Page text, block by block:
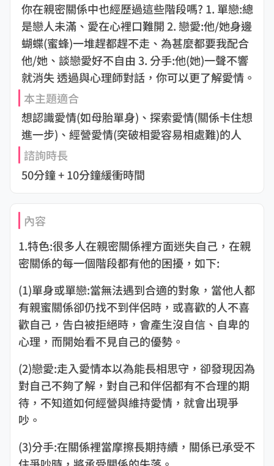
你在親密關係中也經歷過這些階段嗎? 1. 單戀:總
是戀人未滿、愛在心裡口難開 2. 戀愛:他/她身邊
蝴蝶(蜜蜂)一堆趕都趕不走、為甚麼都要我配合
他/她、談戀愛好不自由 3. 分手:他(她)一聲不響
就消失 透過與心理師對話，你可以更了解愛情。
本主題適合
想認識愛情(如母胎單身)、探索愛情(關係卡住想
進一步)、經營愛情(突破相愛容易相處難)的人
諮詢時長
50分鐘 + 10分鐘緩衝時間
內容
1.特色:很多人在親密關係裡方面迷失自己，在親
密關係的每一個階段都有他的困擾，如下:
(1)單身或單戀:當無法遇到合適的對象，當他人都
有親蜜關係卻仍找不到伴侶時，或喜歡的人不喜
歡自己，告白被拒絕時，會產生沒自信、自卑的
心理，而開始看不見自己的優勢。
(2)戀愛:走入愛情本以為能長相思守，卻發現因為
對自己不夠了解，對自己和伴侶都有不合理的期
待，不知道如何經營與維持愛情，就會出現爭
吵。
(3)分手:在關係裡當摩擦長期持續，關係已承受不